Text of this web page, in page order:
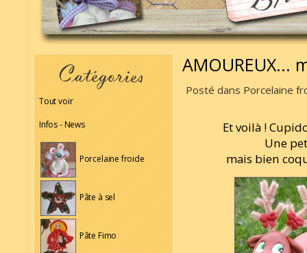
Tout voir
Infos - News
Porcelaine froide
Pâte à sel
Pâte Fimo
AMOUREUX...
Posté dans Porcelaine
Et voilà !
Une
mais bien